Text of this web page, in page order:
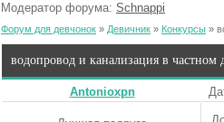
Модератор форума: Schnappi
Форум для девчонок » Девичник » Конкурсы »
водопровод и канализация в частном
Antonioxpn